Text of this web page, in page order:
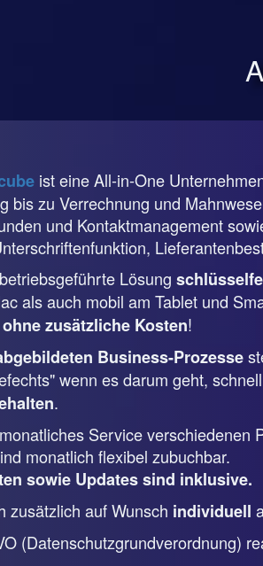
ist eine All-in-One
bis zu Verrechnung und
und Kontaktmanagement
Lösung
als auch mobil am Tablet und
ohne zusätzliche Kosten!
Business-Prozesse
wenn es darum geht,
.
Service verschiedenen
monatlich flexibel zubuchbar.
sowie Updates sind inklusive.
zusätzlich auf Wunsch individuell
(Datenschutzgrundverordnung)